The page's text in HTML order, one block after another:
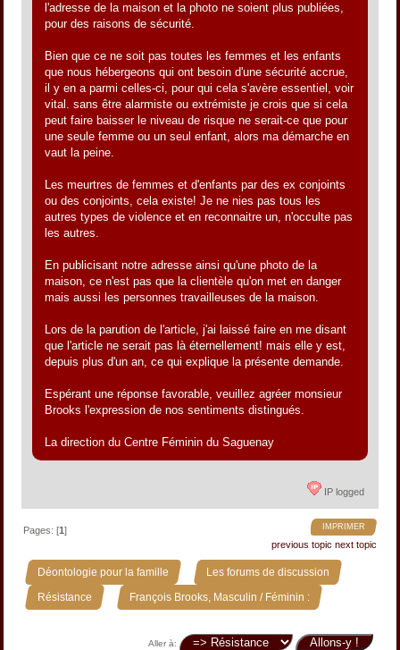
l'adresse de la maison et la photo ne soient plus publiées,
pour des raisons de sécurité.
Bien que ce ne soit pas toutes les femmes et les enfants
que nous hébergeons qui ont besoin d'une sécurité accrue,
il y en a parmi celles-ci, pour qui cela s'avère essentiel, voir
vital. sans être alarmiste ou extrémiste je crois que si cela
peut faire baisser le niveau de risque ne serait-ce que pour
une seule femme ou un seul enfant, alors ma démarche en
vaut la peine.
Les meurtres de femmes et d'enfants par des ex conjoints
ou des conjoints, cela existe! Je ne nies pas tous les
autres types de violence et en reconnaitre un, n'occulte pas
les autres.
En publicisant notre adresse ainsi qu'une photo de la
maison, ce n'est pas que la clientèle qu'on met en danger
mais aussi les personnes travailleuses de la maison.
Lors de la parution de l'article, j'ai laissé faire en me disant
que l'article ne serait pas là éternellement! mais elle y est,
depuis plus d'un an, ce qui explique la présente demande.
Espérant une réponse favorable, veuillez agréer monsieur
Brooks l'expression de nos sentiments distingués.
La direction du Centre Féminin du Saguenay
IP logged
IMPRIMER
Pages: [1]
previous topic next topic
Déontologie pour la famille » Les forums de discussion »
Résistance » François Brooks, Masculin / Féminin :
Aller à: